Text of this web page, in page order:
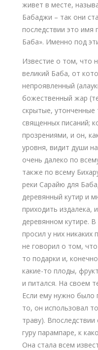
живет в месте,
Бабаджи – так они
последствии это имя
Баба». Именно под
Известие о том, что
великий Баба, от
непроявленный
божественный жар
скрытые, утонченные
священных писаний;
прозрениями, и он,
уровня, видит души
очень далеко по
также по всему
реки Сарайю для
деревянный кутир и
приходить издалека,
деревянном кутире.
просил у них
не говорил о том,
то подарки и,
какие-то плоды,
и питался. На своем
Если ему нужно было
то, он использовал
траву).
гуру парампаре, к
Она стала всем